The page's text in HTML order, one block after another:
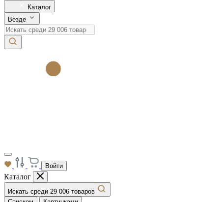
Каталог
Везде
Войти
Каталог
Искать среди 29 006 товаров